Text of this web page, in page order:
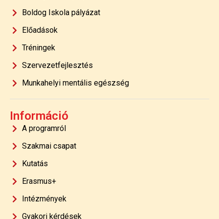
Boldog Iskola pályázat
Előadások
Tréningek
Szervezetfejlesztés
Munkahelyi mentális egészség
Információ
A programról
Szakmai csapat
Kutatás
Erasmus+
Intézmények
Gyakori kérdések